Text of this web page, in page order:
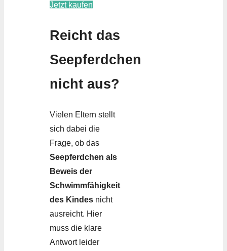
Jetzt kaufen
Reicht das
Seepferdchen
nicht aus?
Vielen Eltern stellt
sich dabei die
Frage, ob das
Seepferdchen als
Beweis der
Schwimmfähigkeit
des Kindes nicht
ausreicht. Hier
muss die klare
Antwort leider